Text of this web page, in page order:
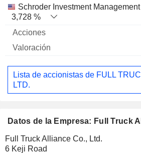
Schroder Investment
3,728 %
Lista de accionistas de FULL
LTD.
Datos de la Empresa: Full Truck
Full Truck Alliance Co., Ltd.
6 Keji Road